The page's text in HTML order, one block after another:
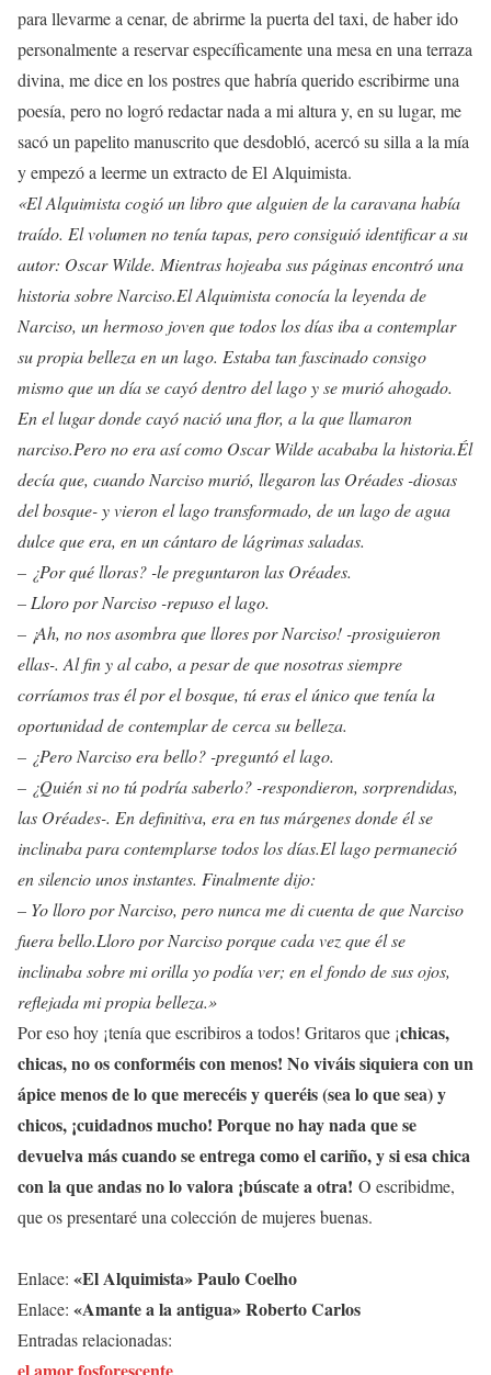
para llevarme a cenar, de abrirme la puerta del taxi, de haber ido
personalmente a reservar específicamente una mesa en una terraza
divina, me dice en los postres que habría querido escribirme una
poesía, pero no logró redactar nada a mi altura y, en su lugar, me
sacó un papelito manuscrito que desdobló, acercó su silla a la mía
y empezó a leerme un extracto de El Alquimista.
«El Alquimista cogió un libro que alguien de la caravana había
traído. El volumen no tenía tapas, pero consiguió identificar a su
autor: Oscar Wilde. Mientras hojeaba sus páginas encontró una
historia sobre Narciso.El Alquimista conocía la leyenda de
Narciso, un hermoso joven que todos los días iba a contemplar
su propia belleza en un lago. Estaba tan fascinado consigo
mismo que un día se cayó dentro del lago y se murió ahogado.
En el lugar donde cayó nació una flor, a la que llamaron
narciso.Pero no era así como Oscar Wilde acababa la historia.Él
decía que, cuando Narciso murió, llegaron las Oréades -diosas
del bosque- y vieron el lago transformado, de un lago de agua
dulce que era, en un cántaro de lágrimas saladas.
– ¿Por qué lloras? -le preguntaron las Oréades.
– Lloro por Narciso -repuso el lago.
– ¡Ah, no nos asombra que llores por Narciso! -prosiguieron
ellas-. Al fin y al cabo, a pesar de que nosotras siempre
corríamos tras él por el bosque, tú eras el único que tenía la
oportunidad de contemplar de cerca su belleza.
– ¿Pero Narciso era bello? -preguntó el lago.
– ¿Quién si no tú podría saberlo? -respondieron, sorprendidas,
las Oréades-. En definitiva, era en tus márgenes donde él se
inclinaba para contemplarse todos los días.El lago permaneció
en silencio unos instantes. Finalmente dijo:
– Yo lloro por Narciso, pero nunca me di cuenta de que Narciso
fuera bello.Lloro por Narciso porque cada vez que él se
inclinaba sobre mi orilla yo podía ver; en el fondo de sus ojos,
reflejada mi propia belleza.»
Por eso hoy ¡tenía que escribiros a todos! Gritaros que ¡chicas,
chicas, no os conforméis con menos! No viváis siquiera con un
ápice menos de lo que merecéis y queréis (sea lo que sea) y
chicos, ¡cuidadnos mucho! Porque no hay nada que se
devuelva más cuando se entrega como el cariño, y si esa chica
con la que andas no lo valora ¡búscate a otra! O escribidme,
que os presentaré una colección de mujeres buenas.
Enlace: «El Alquimista» Paulo Coelho
Enlace: «Amante a la antigua» Roberto Carlos
Entradas relacionadas: